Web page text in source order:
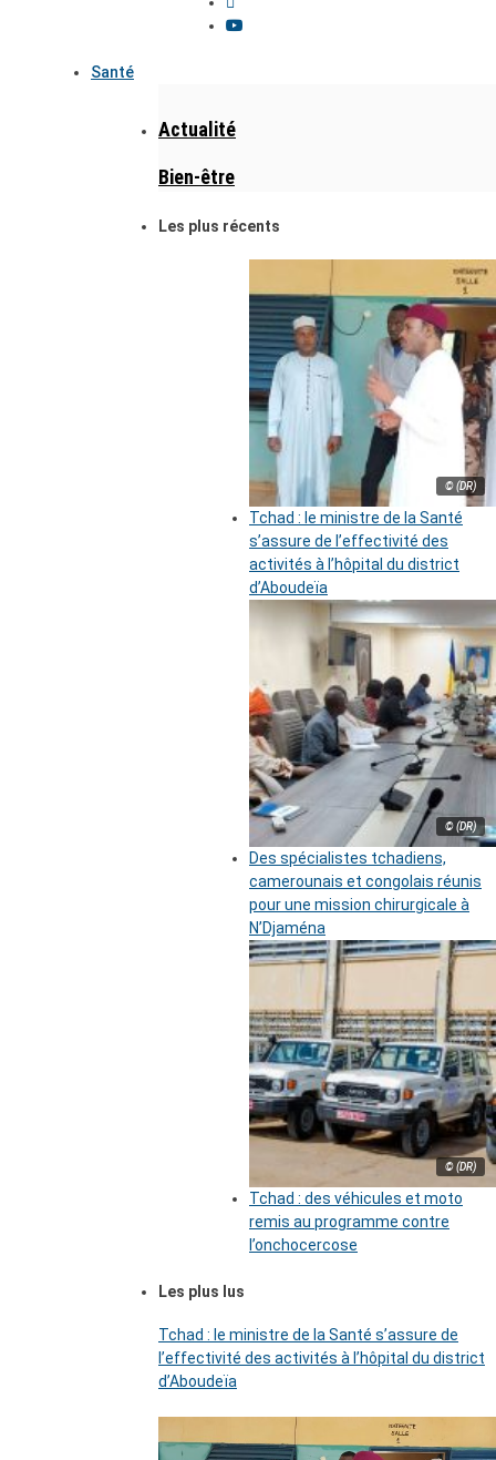
Santé
Actualité
Bien-être
Les plus récents
© (DR)
Tchad : le ministre de la Santé
s’assure de l’effectivité des
activités à l’hôpital du district
d’Aboudeïa
© (DR)
Des spécialistes tchadiens,
camerounais et congolais réunis
pour une mission chirurgicale à
N’Djaména
© (DR)
Tchad : des véhicules et moto
remis au programme contre
l’onchocercose
Les plus lus
Tchad : le ministre de la Santé s’assure de
l’effectivité des activités à l’hôpital du district
d’Aboudeïa